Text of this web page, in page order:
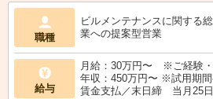
職種
ビルメンテナンスに関する
業への提案型営業
給与
月給：30万円〜 ※ご経験
年収：450万円〜 ※試用期
賃金支払／末日締 当月25